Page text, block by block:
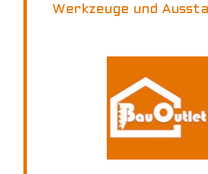
Werkzeuge und